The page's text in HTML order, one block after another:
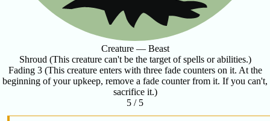
Creature — Beast
Shroud (This creature can't be the target of spells or abilities.)
Fading 3 (This creature enters with three fade counters on it. At the
beginning of your upkeep, remove a fade counter from it. If you can't,
sacrifice it.)
5 / 5